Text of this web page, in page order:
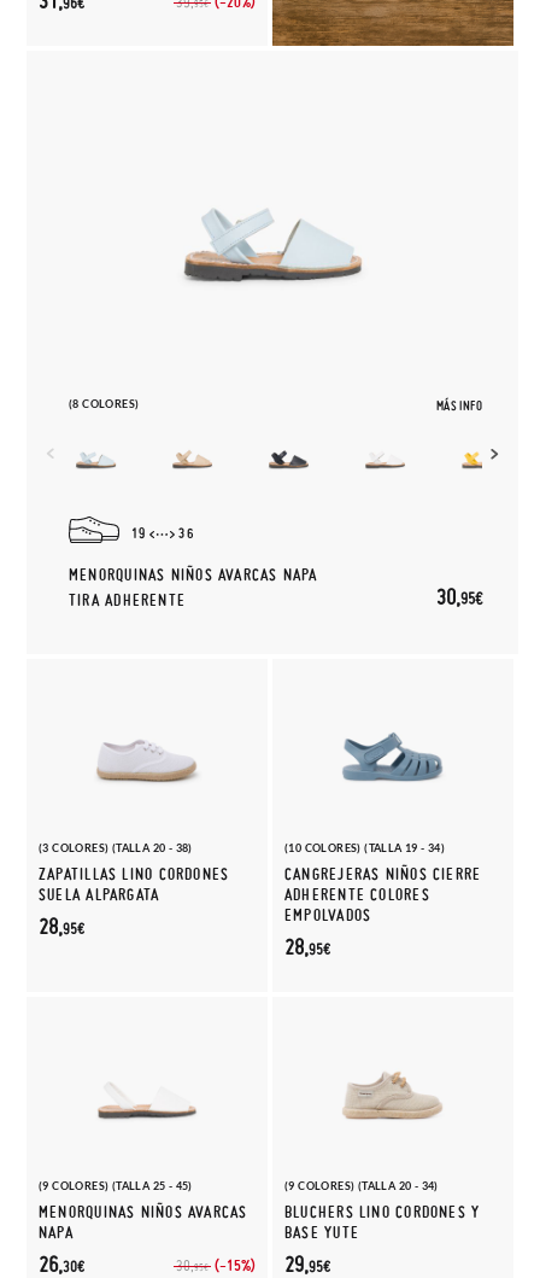
95€
(8 COLORES) MÁS INFO
19 36
MENORQUINAS NIÑOS AVARCAS NAPA
TIRA ADHERENTE
30,95€
(3 COLORES) (TALLA 20 - 38)
ZAPATILLAS LINO CORDONES
SUELA ALPARGATA
28,95€
(10 COLORES) (TALLA 19 - 34)
CANGREJERAS NIÑOS CIERRE
ADHERENTE COLORES
EMPOLVADOS
28,95€
(9 COLORES) (TALLA 25 - 45)
MENORQUINAS NIÑOS AVARCAS
NAPA
30,95€ (-15%)
26,30€
(9 COLORES) (TALLA 20 - 34)
BLUCHERS LINO CORDONES Y
BASE YUTE
29,95€